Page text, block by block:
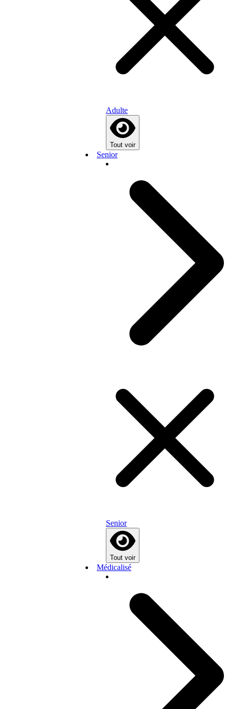
Adulte
Tout voir
Senior
Senior
Tout voir
Médicalisé